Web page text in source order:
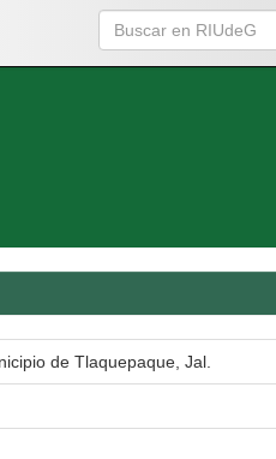
de Tlaquepaque, Jal.